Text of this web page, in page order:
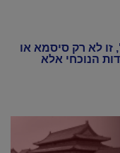
זו לא רק סיסמא או
הנוכחי אלא